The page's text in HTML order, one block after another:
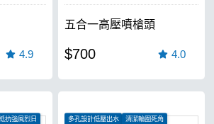
4.9
五合一高壓噴槍頭
$700 4.0
抗強風烈日 多孔設計低壓出水
清潔輪圈死角